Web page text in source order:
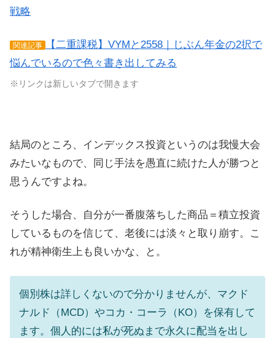
戦略
関連記事
【二重課税】VYMと2558｜じぶん年金の2択で
悩んでいるので色々書き出してみる
※リンクは新しいタブで開きます
結局のところ、インデックス投資というのは我慢大会
みたいなもので、同じ手法を愚直に続けた人が勝つと
思うんですよね。
そうした場合、自分が一番腹落ちした商品＝積立投資
しているものを信じて、老後には淡々と取り崩す。こ
れが精神衛生上も良いかな、と。
個別株は詳しくないので分かりませんが、マクド
ナルド（MCD）やコカ・コーラ（KO）を保有して
ます。個人的には私が死ぬまで永久に配当を出し